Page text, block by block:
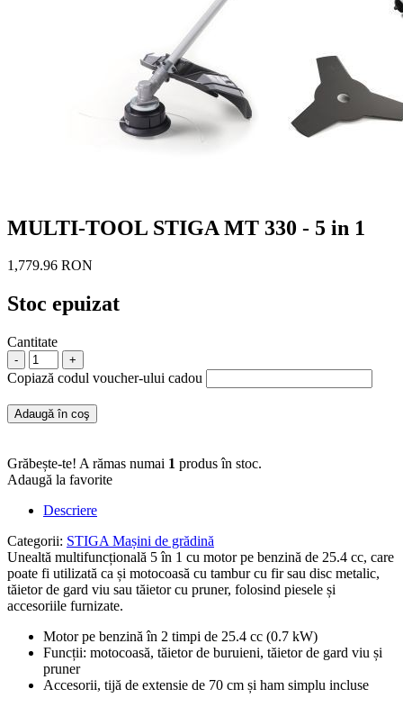
MULTI-TOOL STIGA MT 330 - 5 in 1
1,779.96 RON
Stoc epuizat
Cantitate
- +
Copiază codul voucher-ului cadou
Adaugă în coş
Grăbește-te! A rămas numai 1 produs în stoc.
Adaugă la favorite
Descriere
Categorii: STIGA Mașini de grădină
Unealtă multifuncțională 5 în 1 cu motor pe benzină de 25.4 cc, care
poate fi utilizată ca și motocoasă cu tambur cu fir sau disc metalic,
tăietor de gard viu sau tăietor cu pruner, folosind piesele și
accesoriile furnizate.
Motor pe benzină în 2 timpi de 25.4 cc (0.7 kW)
Funcții: motocoasă, tăietor de buruieni, tăietor de gard viu și
pruner
Accesorii, tijă de extensie de 70 cm și ham simplu incluse